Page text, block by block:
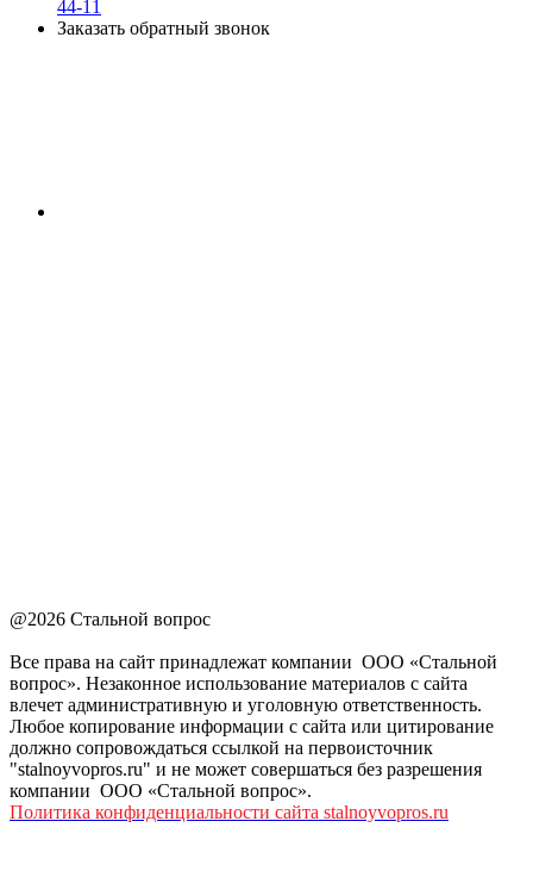
44-11
Заказать обратный звонок
@2026 Стальной вопрос
Все права на сайт принадлежат компании ООО «Стальной
вопрос». Незаконное использование материалов с сайта
влечет административную и уголовную ответственность.
Любое копирование информации с сайта или цитирование
должно сопровождаться ссылкой на первоисточник
"stalnoyvopros.ru" и не может совершаться без разрешения
компании ООО «Стальной вопрос».
Политика конфиденциальности сайта stalnoyvopros.ru